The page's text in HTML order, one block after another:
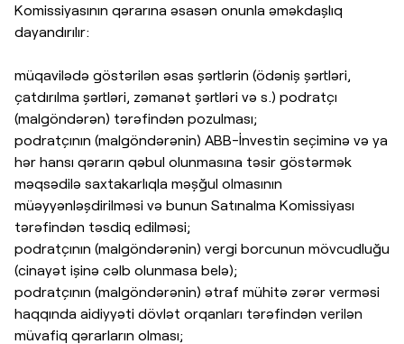
Komissiyasının qərarına əsasən onunla əməkdaşlıq
dayandırılır:
müqavilədə göstərilən əsas şərtlərin (ödəniş şərtləri,
çatdırılma şərtləri, zəmanət şərtləri və s.) podratçı
(malgöndərən) tərəfindən pozulması;
podratçının (malgöndərənin) ABB-İnvestin seçiminə və ya
hər hansı qərarın qəbul olunmasına təsir göstərmək
məqsədilə saxtakarlıqla məşğul olmasının
müəyyənləşdirilməsi və bunun Satınalma Komissiyası
tərəfindən təsdiq edilməsi;
podratçının (malgöndərənin) vergi borcunun mövcudluğu
(cinayət işinə cəlb olunmasa belə);
podratçının (malgöndərənin) ətraf mühitə zərər verməsi
haqqında aidiyyəti dövlət orqanları tərəfindən verilən
müvafiq qərarların olması;